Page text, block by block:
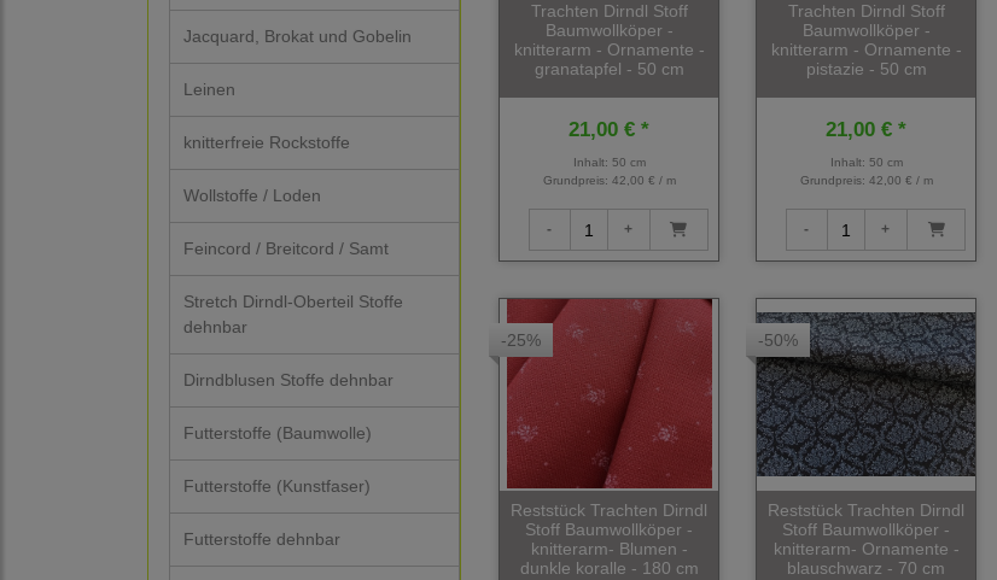
Jacquard, Brokat und Gobelin
Leinen
knitterfreie Rockstoffe
Wollstoffe / Loden
Feincord / Breitcord / Samt
Stretch Dirndl-Oberteil Stoffe
dehnbar
Dirndblusen Stoffe dehnbar
Futterstoffe (Baumwolle)
Futterstoffe (Kunstfaser)
Futterstoffe dehnbar
Trachten Dirndl Stoff
Baumwollköper -
knitterarm - Ornamente -
granatapfel - 50 cm
21,00 € *
Inhalt: 50 cm
Grundpreis: 42,00 € / m
Trachten Dirndl Stoff
Baumwollköper -
knitterarm - Ornamente -
pistazie - 50 cm
21,00 € *
Inhalt: 50 cm
Grundpreis: 42,00 € / m
-25%
Reststück Trachten Dirndl
Stoff Baumwollköper -
knitterarm- Blumen -
dunkle koralle - 180 cm
-50%
Reststück Trachten Dirndl
Stoff Baumwollköper -
knitterarm- Ornamente -
blauschwarz - 70 cm